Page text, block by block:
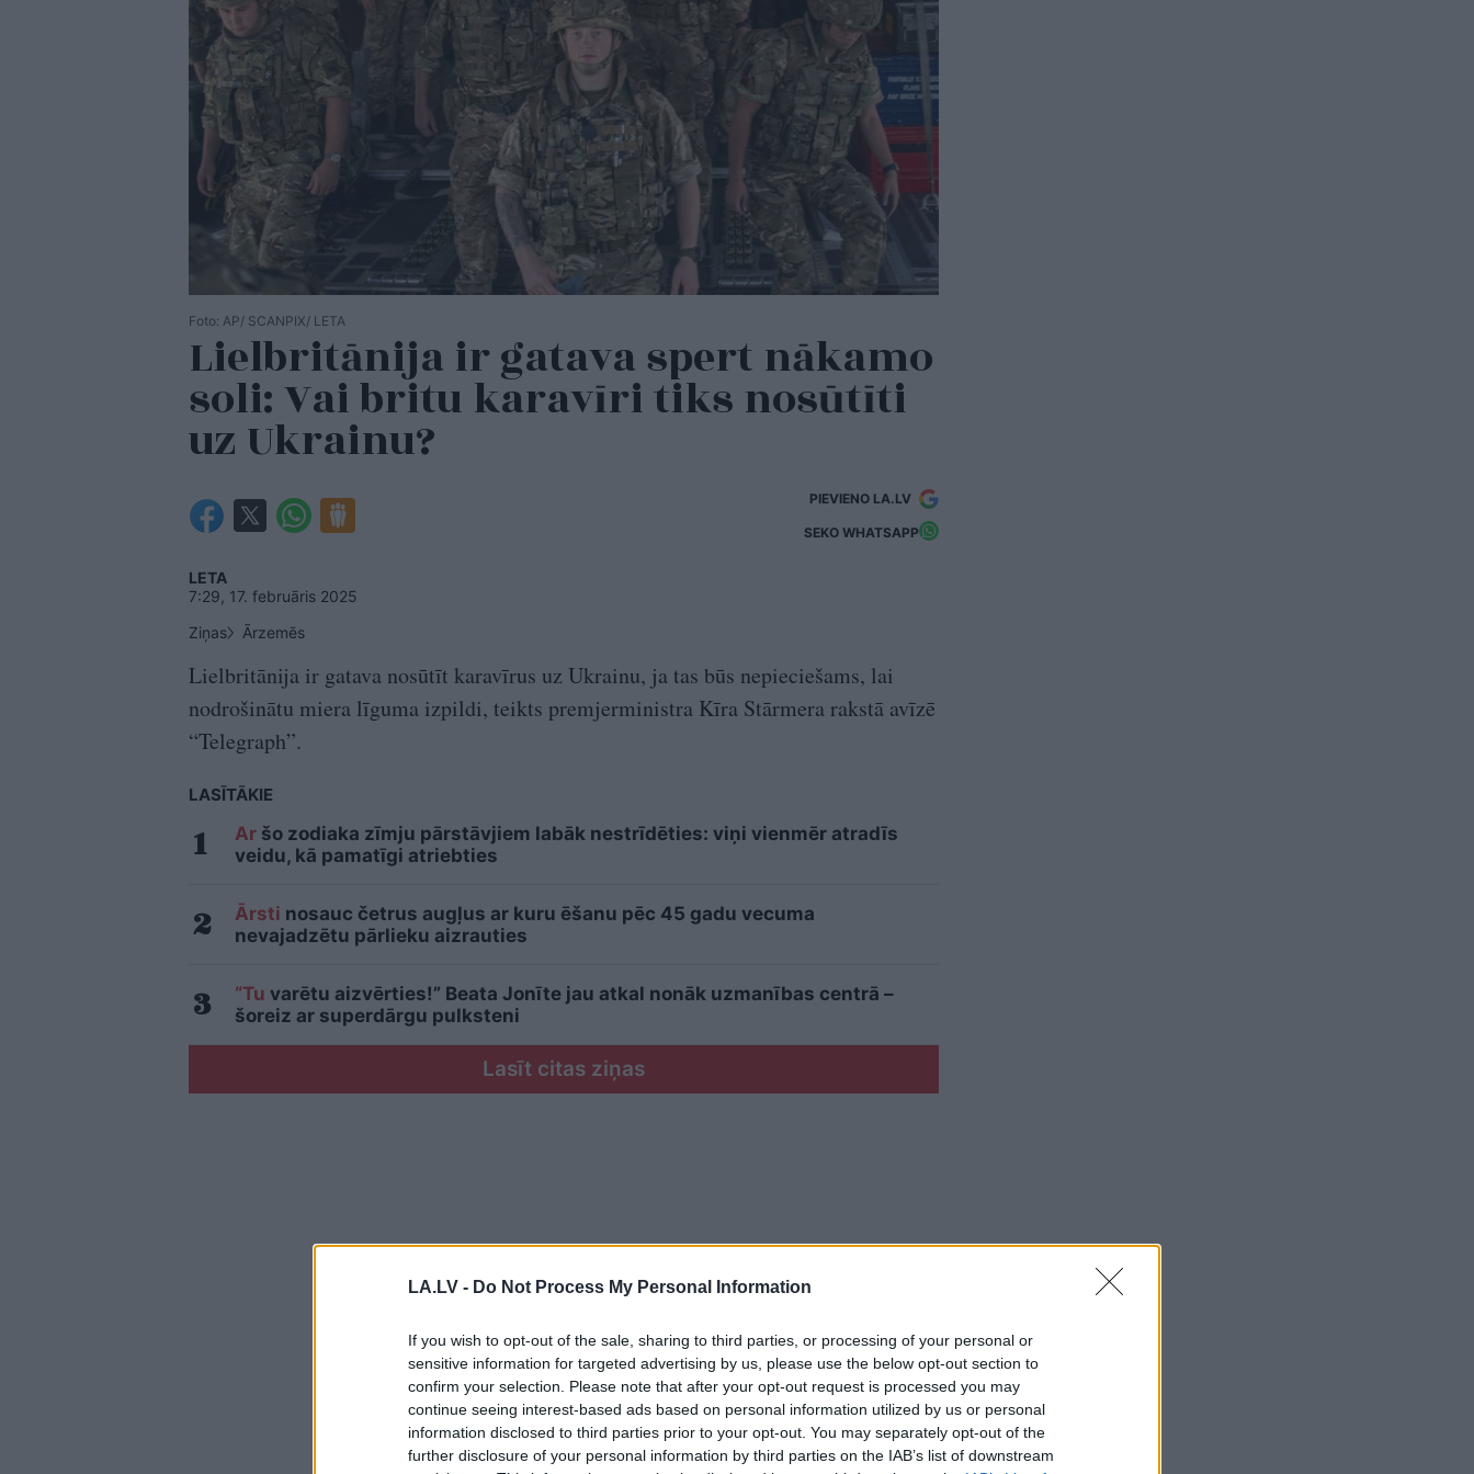
LA.LV - Do Not Process My Personal Information
If you wish to opt-out of the sale, sharing to third parties, or processing of your personal or
sensitive information for targeted advertising by us, please use the below opt-out section to
confirm your selection. Please note that after your opt-out request is processed you may
continue seeing interest-based ads based on personal information utilized by us or personal
information disclosed to third parties prior to your opt-out. You may separately opt-out of the
further disclosure of your personal information by third parties on the IAB’s list of downstream
Foto: AP/ SCANPIX/ LETA
Lielbritānija ir gatava spert nākamo
soli: Vai britu karavīri tiks nosūtīti
uz Ukrainu?
PIEVIENO LA.LV
SEKO WHATSAPP
LETA
7:29, 17. februāris 2025
Ziņas
Ārzemēs
Lielbritānija ir gatava nosūtīt karavīrus uz Ukrainu, ja tas būs nepieciešams, lai
nodrošinātu miera līguma izpildi, teikts premjerministra Kīra Stārmera rakstā avīzē
“Telegraph”.
LASĪTĀKIE
Ar šo zodiaka zīmju pārstāvjiem labāk nestrīdēties: viņi vienmēr atradīs
veidu, kā pamatīgi atriebties
Ārsti nosauc četrus augļus ar kuru ēšanu pēc 45 gadu vecuma
nevajadzētu pārlieku aizrauties
“Tu varētu aizvērties!” Beata Jonīte jau atkal nonāk uzmanības centrā –
šoreiz ar superdārgu pulksteni
Lasīt citas ziņas